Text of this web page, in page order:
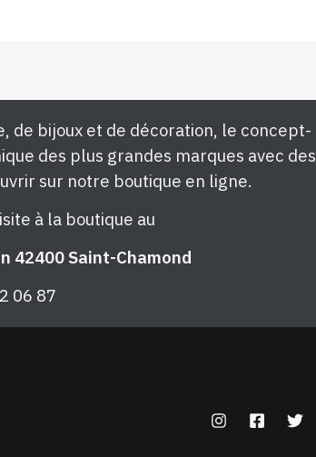
de bijoux et de décoration, le concept-
des plus grandes marques avec des
sur notre boutique en ligne.
à la boutique au
42400 Saint-Chamond
06 87